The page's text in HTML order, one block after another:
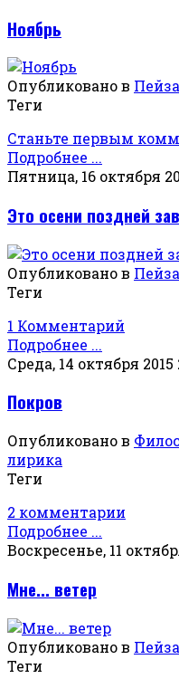
Ноябрь
Опубликовано в
Теги
Станьте первым
Подробнее ...
Пятница, 16 октября
Это осени поздней
Опубликовано в
Теги
1 Комментарий
Подробнее ...
Среда, 14 октября 2015
Покров
Опубликовано в
лирика
Теги
2 комментарии
Подробнее ...
Воскресенье, 11
Мне... ветер
Опубликовано в
Теги